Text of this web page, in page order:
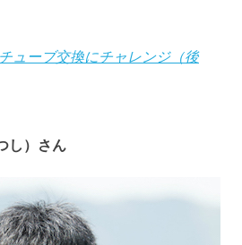
ューブ交換にチャレンジ（後
し）さん